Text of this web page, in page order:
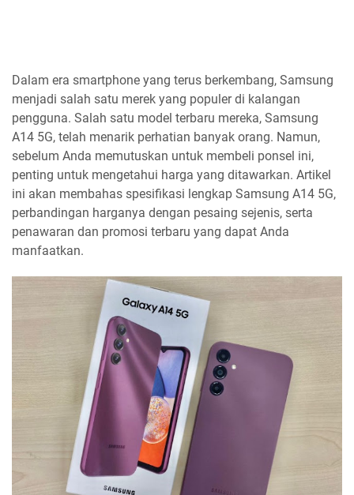
Dalam era smartphone yang terus berkembang, Samsung
menjadi salah satu merek yang populer di kalangan
pengguna. Salah satu model terbaru mereka, Samsung
A14 5G, telah menarik perhatian banyak orang. Namun,
sebelum Anda memutuskan untuk membeli ponsel ini,
penting untuk mengetahui harga yang ditawarkan. Artikel
ini akan membahas spesifikasi lengkap Samsung A14 5G,
perbandingan harganya dengan pesaing sejenis, serta
penawaran dan promosi terbaru yang dapat Anda
manfaatkan.